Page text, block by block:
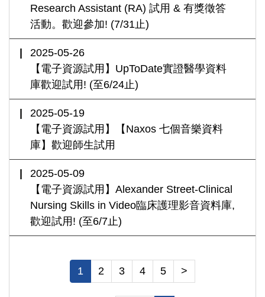
Research Assistant (RA) 試用 & 有獎徵答
活動。歡迎參加! (7/31止)
2025-05-26
【電子資源試用】UpToDate實證醫學資料
庫歡迎試用! (至6/24止)
2025-05-19
【電子資源試用】【Naxos 七個音樂資料
庫】歡迎師生試用
2025-05-09
【電子資源試用】Alexander Street-Clinical
Nursing Skills in Video臨床護理影音資料庫,
歡迎試用! (至6/7止)
1 2 3 4 5 >